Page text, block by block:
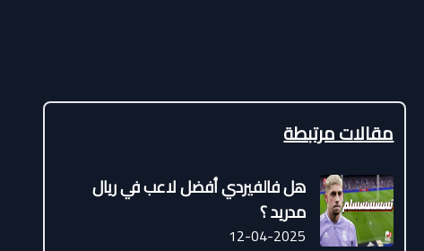
مقالات مرتبطة
هل فالفيردي أفضل لاعب في ريال
مدريد ؟
12-04-2025